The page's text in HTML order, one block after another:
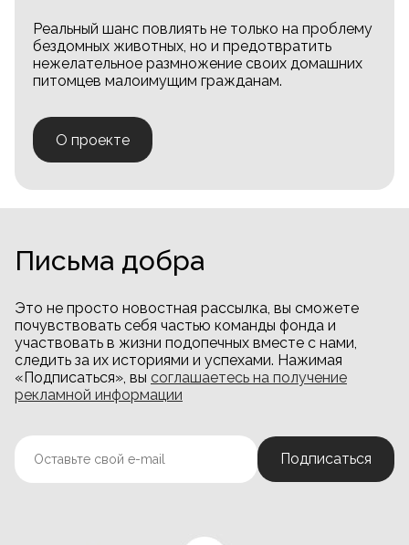
Реальный шанс повлиять не только на проблему
бездомных животных, но и предотвратить
нежелательное размножение своих домашних
питомцев малоимущим гражданам.
О проекте
Письма добра
Это не просто новостная рассылка, вы сможете
почувствовать себя частью команды фонда и
участвовать в жизни подопечных вместе с нами,
следить за их историями и успехами. Нажимая
«Подписаться», вы соглашаетесь на получение
рекламной информации